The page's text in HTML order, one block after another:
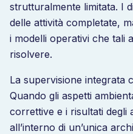
strutturalmente limitata. I
delle attività completate,
i modelli operativi che tali
risolvere.
La supervisione integrata
Quando gli aspetti
correttive e i risultati degli
all’interno di un’unica